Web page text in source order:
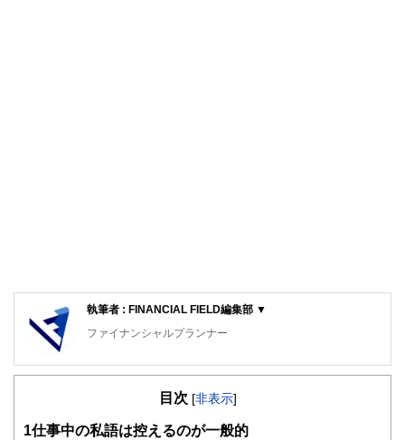
執筆者 : FINANCIAL FIELD編集部 ▼
ファイナンシャルプランナー
FinancialField編集部は、金融、経済に関する記事を、日々
知識がない方でも理解できるようわかりやすく発信していま
目次 [非表示]
1 仕事中の私語は控えるのが一般的